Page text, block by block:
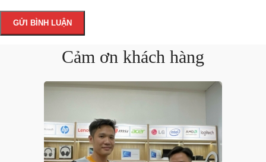
Cảm ơn khách hàng